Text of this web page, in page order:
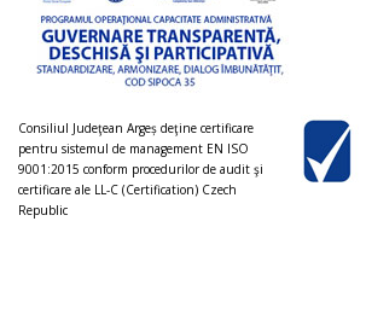
Consiliul Judeţean Argeș deţine certificare
pentru sistemul de management EN ISO
9001:2015 conform procedurilor de audit şi
certificare ale LL-C (Certification) Czech
Republic